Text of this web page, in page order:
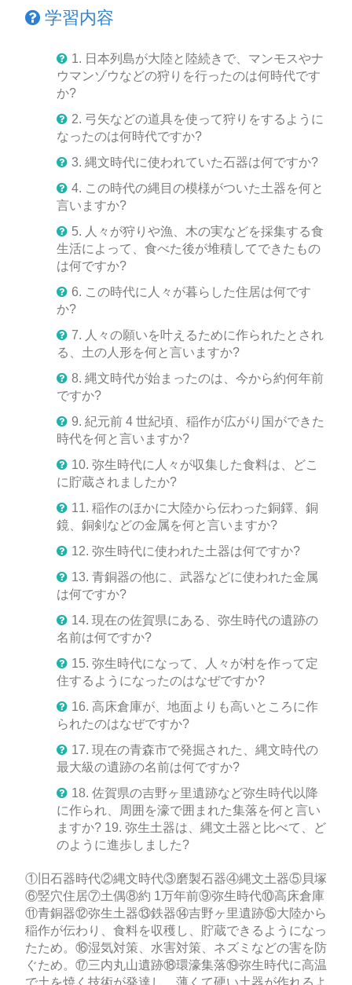
学習内容
1. 日本列島が大陸と陸続きで、マンモスやナ
ウマンゾウなどの狩りを行ったのは何時代です
か?
2. 弓矢などの道具を使って狩りをするように
なったのは何時代ですか?
3. 縄文時代に使われていた石器は何ですか?
4. この時代の縄目の模様がついた土器を何と
言いますか?
5. 人々が狩りや漁、木の実などを採集する食
生活によって、食べた後が堆積してできたもの
は何ですか?
6. この時代に人々が暮らした住居は何です
か?
7. 人々の願いを叶えるために作られたとされ
る、土の人形を何と言いますか?
8. 縄文時代が始まったのは、今から約何年前
ですか?
9. 紀元前 4 世紀頃、稲作が広がり国ができた
時代を何と言いますか?
10. 弥生時代に人々が収集した食料は、どこ
に貯蔵されましたか?
11. 稲作のほかに大陸から伝わった銅鐸、銅
鏡、銅剣などの金属を何と言いますか?
12. 弥生時代に使われた土器は何ですか?
13. 青銅器の他に、武器などに使われた金属
は何ですか?
14. 現在の佐賀県にある、弥生時代の遺跡の
名前は何ですか?
15. 弥生時代になって、人々が村を作って定
住するようになったのはなぜですか?
16. 高床倉庫が、地面よりも高いところに作
られたのはなぜですか?
17. 現在の青森市で発掘された、縄文時代の
最大級の遺跡の名前は何ですか?
18. 佐賀県の吉野ヶ里遺跡など弥生時代以降
に作られ、周囲を濠で囲まれた集落を何と言い
ますか? 19. 弥生土器は、縄文土器と比べて、ど
のように進歩しました?
①旧石器時代②縄文時代③磨製石器④縄文土器⑤貝塚
⑥竪穴住居⑦土偶⑧約 1万年前⑨弥生時代⑩高床倉庫
⑪青銅器⑫弥生土器⑬鉄器⑭吉野ヶ里遺跡⑮大陸から
稲作が伝わり、食料を収穫し、貯蔵できるようになっ
たため。⑯湿気対策、水害対策、ネズミなどの害を防
ぐため。⑰三内丸山遺跡⑱環濠集落⑲弥生時代に高温
で土を焼く技術が発達し、薄くて硬い土器が作れるよ